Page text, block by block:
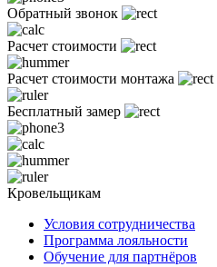
Обратный звонок
Расчет стоимости
Расчет стоимости монтажа
Бесплатный замер
Кровельщикам
Условия сотрудничества
Программа лояльности
Обучение для партнёров